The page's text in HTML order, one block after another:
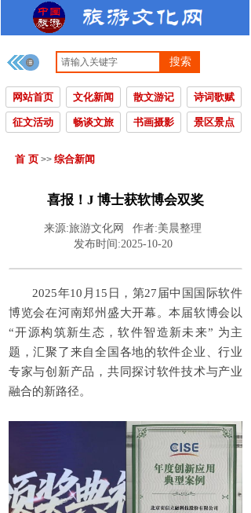
搜索
网站首页 文化新闻 散文游记 诗词歌赋
征文活动 畅谈文旅 书画摄影 景区景点
首 页 >> 综合新闻
喜报！J 博士获软博会双奖
来源:旅游文化网 作者:美晨整理
发布时间:2025-10-20
2025年10月15日，第27届中国国际软件
博览会在河南郑州盛大开幕。本届软博会以
“开源构筑新生态，软件智造新未来” 为主
题，汇聚了来自全国各地的软件企业、行业
专家与创新产品，共同探讨软件技术与产业
融合的新路径。